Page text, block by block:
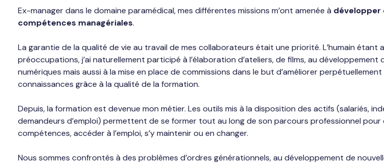
Ex-manager dans le domaine paramédical, mes différentes missions m’ont amenée à développer
compétences managériales.
La garantie de la qualité de vie au travail de mes collaborateurs était une priorité. L’humain étant
préoccupations, j’ai naturellement participé à l’élaboration d’ateliers, de films, au développement
numériques mais aussi à la mise en place de commissions dans le but d’améliorer perpétuellement
connaissances grâce à la qualité de la formation.
Depuis, la formation est devenue mon métier. Les outils mis à la disposition des actifs (salariés,
demandeurs d’emploi) permettent de se former tout au long de son parcours professionnel pour
compétences, accéder à l’emploi, s’y maintenir ou en changer.
Nous sommes confrontés à des problèmes d’ordres générationnels, au développement de